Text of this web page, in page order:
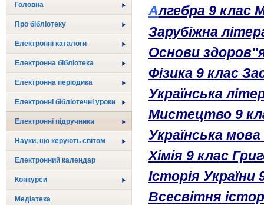
Головна
Про бібліотеку
Електронні каталоги
Електронна бібліотека
Електронна періодика
Електронні бібліотечні уроки
Електронні підручники
Науки, що керують світом
Електронний календар
Конкурси
Медіатека
Алгебра 9 клас
Зарубіжна
Основи
Фізика 9 клас
Українська
Мистецтво 9
Українська
Хімія 9 клас
Історія
Всесвітня